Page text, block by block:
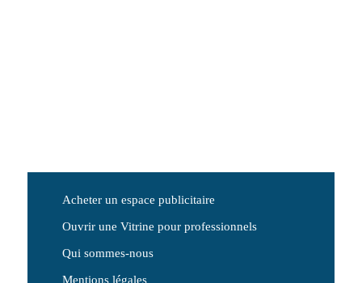
Acheter un espace publicitaire
Ouvrir une Vitrine pour professionnels
Qui sommes-nous
Mentions légales